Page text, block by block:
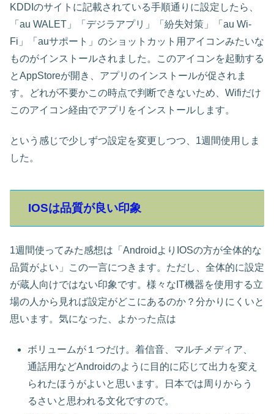
KDDIのサイトに記載されている手順通りに設定したら、
「au WALET」「デジラアプリ」「紛失対策」「au Wi-
Fi」「auサポート」のショットカット用アイコンみたいな
ものがインストールされました。このアイコンを起動する
とAppStoreが開き、アプリのインストールが促されま
す。どれが不要かこの時点で判断できないため、Wifiだけ
このアイコン経由でアプリをインストールします。
という感じで少しずつ設定を変更しつつ、1週間使用しま
した。
IOSは品質が良い印象
1週間使ってみた感想は「AndroidよりIOSの方が全体的な
品質がよい」この一言につきます。ただし、全体的に設定
が蔵人向けではない印象です。様々なIT機器を使用する立
場の人から見れば設定がどこにあるのか？分かりにくいと
思います。気になった、よかった点は
ボリュームが１つだけ。着信音、マルチメディア、
通話用などAndroidのように目的に応じて出力を変え
られたほうがよいと思います。日本では周りからう
るさいと思われる文化ですので。